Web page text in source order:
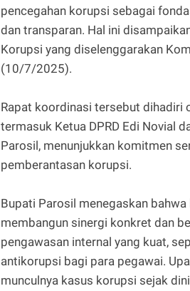
pencegahan korupsi sebagai
dan transparan. Hal ini
Korupsi yang diselenggarakan
(10/7/2025).
Rapat koordinasi tersebut dihadiri
termasuk Ketua DPRD Edi Novial
Parosil, menunjukkan komitmen
pemberantasan korupsi.
Bupati Parosil menegaskan
membangun sinergi konkret dan
pengawasan internal yang kuat,
antikorupsi bagi para pegawai.
munculnya kasus korupsi sejak